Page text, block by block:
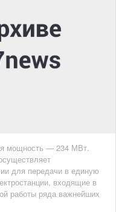
мощность — 234 МВт.
для передачи в единую
входящие в
работы ряда важнейших